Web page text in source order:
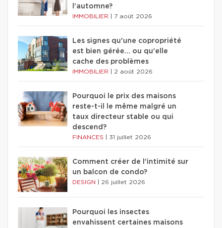
l'automne?
IMMOBILIER 7 août 2026
Les signes qu'une copropriété
est bien gérée… ou qu'elle
cache des problèmes
IMMOBILIER 2 août 2026
Pourquoi le prix des maisons
reste-t-il le même malgré un
taux directeur stable ou qui
descend?
FINANCES 31 juillet 2026
Comment créer de l'intimité sur
un balcon de condo?
DESIGN 26 juillet 2026
Pourquoi les insectes
envahissent certaines maisons